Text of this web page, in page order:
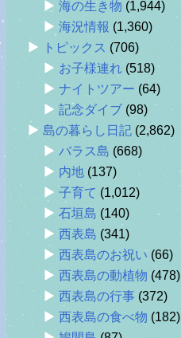
海の生き物 (1,944)
海況情報 (1,360)
トピックス (706)
お子様連れ (518)
ナイトツアー (64)
記念ダイブ (98)
島の暮らし日記 (2,862)
バラス島 (668)
内地 (137)
子育て (1,012)
石垣島 (140)
西表島 (341)
西表島のお祝い (66)
西表島の動植物 (478)
西表島の行事 (372)
西表島の食べ物 (182)